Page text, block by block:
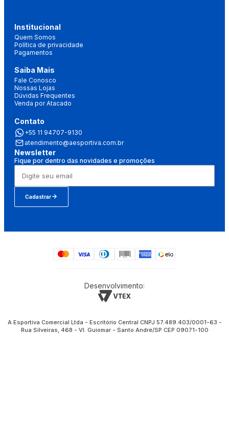
Institucional
Quem Somos
Política de privacidade
Pagamentos
Saiba Mais
Fale Conosco
Nossas Lojas
Dúvidas Frequentes
Venda por Atacado
Contato
+55 11 94707-9130
atendimento@aesportiva.com.br
Newsletter
Fique por dentro das novidades e promoções
Cadastrar
Desenvolvimento:
A Esportiva Comercial Ltda - Escritório Central CNPJ 57.489.403/0001-63 -
Rua Silveiras, 468 - Vl. Guiomar - Santo André/SP CEP 09071-100